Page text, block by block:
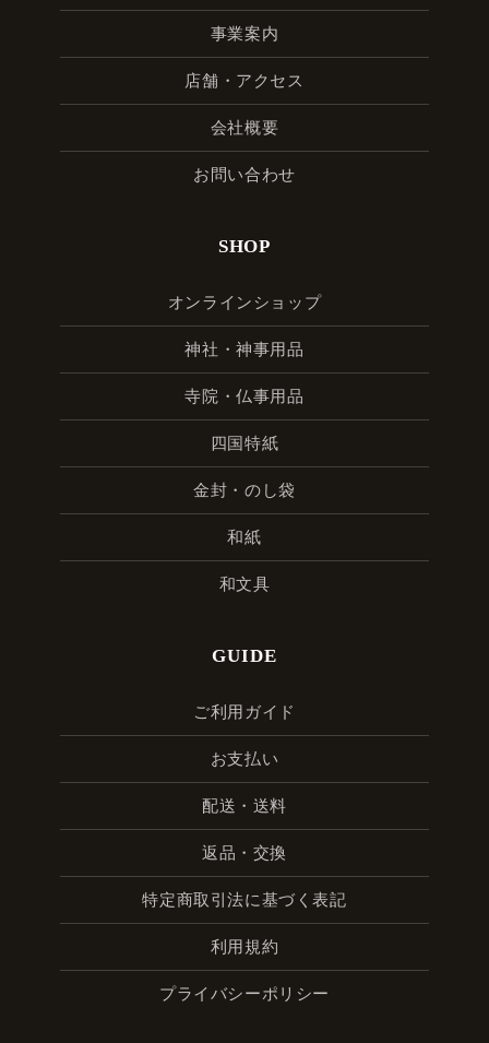
事業案内
店舗・アクセス
会社概要
お問い合わせ
SHOP
オンラインショップ
神社・神事用品
寺院・仏事用品
四国特紙
金封・のし袋
和紙
和文具
GUIDE
ご利用ガイド
お支払い
配送・送料
返品・交換
特定商取引法に基づく表記
利用規約
プライバシーポリシー